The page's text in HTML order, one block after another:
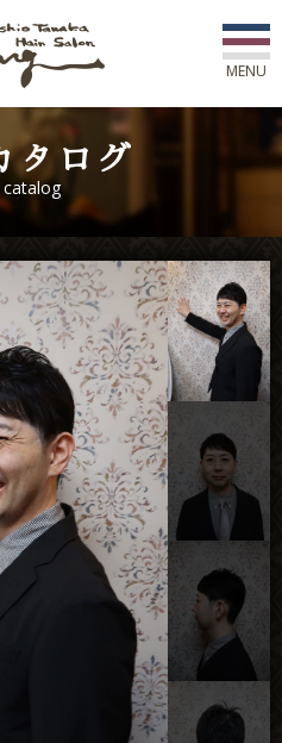
情報 会社概要
MENU
タログ
catalog